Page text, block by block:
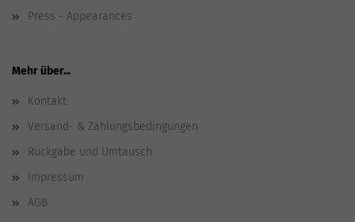
Press - Appearances
Mehr über...
Kontakt
Versand- & Zahlungsbedingungen
Rückgabe und Umtausch
Impressum
AGB